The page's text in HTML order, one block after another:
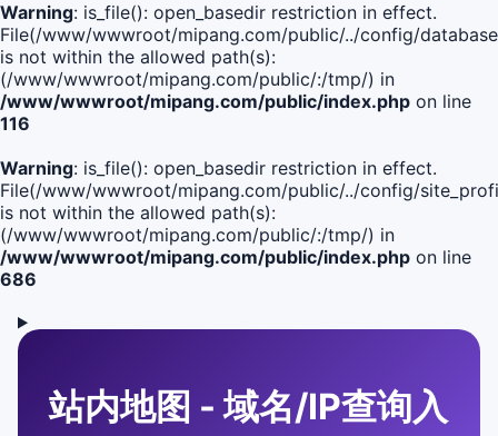
Warning: is_file(): open_basedir restriction in effect.
File(/www/wwwroot/mipang.com/public/../config/
is not within the allowed path(s):
(/www/wwwroot/mipang.com/public/:/tmp/) in
/www/wwwroot/mipang.com/public/index.php on line
116
Warning: is_file(): open_basedir restriction in effect.
File(/www/wwwroot/mipang.com/public/../config/
is not within the allowed path(s):
(/www/wwwroot/mipang.com/public/:/tmp/) in
/www/wwwroot/mipang.com/public/index.php on line
686
站内地图 - 域名/IP查询入